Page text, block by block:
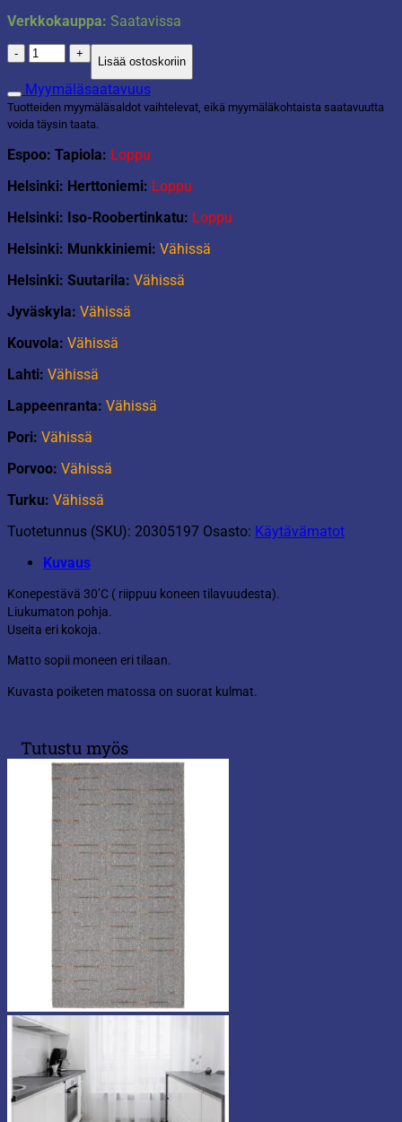
Verkkokauppa: Saatavissa
Käytävämatto
Lester
80x200cm
beige
määrä
Lisää ostoskoriin
Myymäläsaatavuus
Tuotteiden myymäläsaldot vaihtelevat, eikä myymäläkohtaista saatavuutta
voida täysin taata.
Espoo: Tapiola: Loppu
Helsinki: Herttoniemi: Loppu
Helsinki: Iso-Roobertinkatu: Loppu
Helsinki: Munkkiniemi: Vähissä
Helsinki: Suutarila: Vähissä
Jyväskyla: Vähissä
Kouvola: Vähissä
Lahti: Vähissä
Lappeenranta: Vähissä
Pori: Vähissä
Porvoo: Vähissä
Turku: Vähissä
Tuotetunnus (SKU): 20305197 Osasto: Käytävämatot
Kuvaus
Konepestävä 30’C ( riippuu koneen tilavuudesta).
Liukumaton pohja.
Useita eri kokoja.
Matto sopii moneen eri tilaan.
Kuvasta poiketen matossa on suorat kulmat.
Tutustu myös